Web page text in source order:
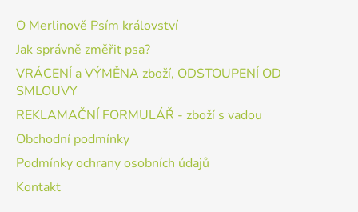
O Merlinově Psím království
Jak správně změřit psa?
VRÁCENÍ a VÝMĚNA zboží, ODSTOUPENÍ OD
SMLOUVY
REKLAMAČNÍ FORMULÁŘ - zboží s vadou
Obchodní podmínky
Podmínky ochrany osobních údajů
Kontakt